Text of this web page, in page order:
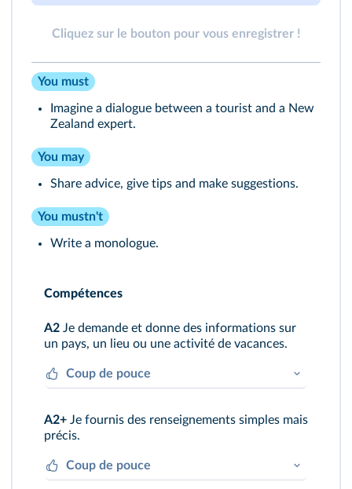
Cliquez sur le bouton pour vous enregistrer !
You must
Imagine a dialogue between a tourist and a New
Zealand expert.
You may
Share advice, give tips and make suggestions.
You mustn't
Write a monologue.
Compétences
A2 Je demande et donne des informations sur
un pays, un lieu ou une activité de vacances.
Coup de pouce
A2+ Je fournis des renseignements simples mais
précis.
Coup de pouce